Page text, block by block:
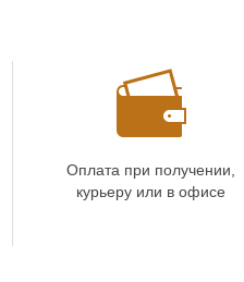
Оплата при получении,
курьеру или в офисе